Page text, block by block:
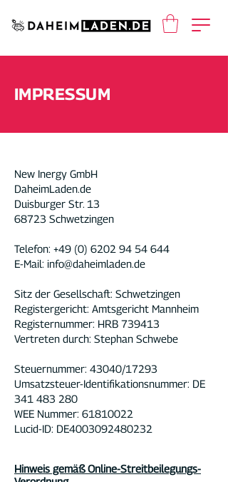
IMPRESSUM
New Inergy GmbH
DaheimLaden.de
Duisburger Str. 13
68723 Schwetzingen
Telefon: +49 (0) 6202 94 54 644
E-Mail: info@daheimladen.de
Sitz der Gesellschaft: Schwetzingen
Registergericht: Amtsgericht Mannheim
Registernummer: HRB 739413
Vertreten durch: Stephan Schwebe
Steuernummer: 43040/17293
Umsatzsteuer-Identifikationsnummer: DE
341 483 280
WEE Nummer: 61810022
Lucid-ID: DE4003092480232
Hinweis gemäß Online-Streitbeilegungs-